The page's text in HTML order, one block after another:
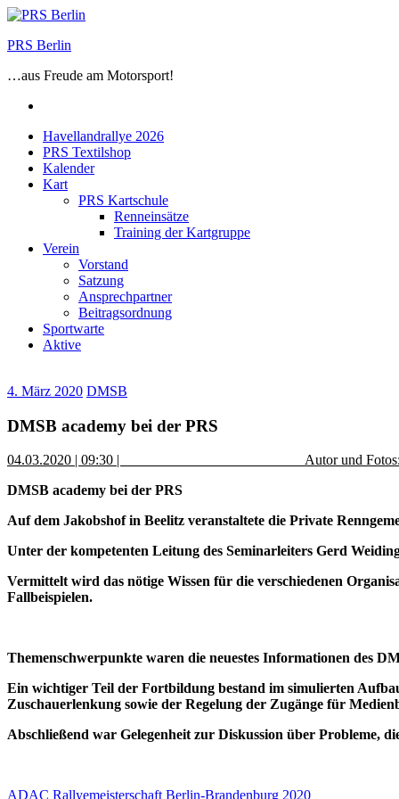
Zum
springen
PRS Berlin
…aus Freude am Motorsport!
Havellandrallye 2026
PRS Textilshop
Kalender
Kart
PRS Kartschule
Renneinsätze
Training der Kartgruppe
Verein
Vorstand
Satzung
Ansprechpartner
Beitragsordnung
Sportwarte
Aktive
4. März 2020 DMSB
DMSB academy bei der PRS
04.03.2020 | 09:30 | Autor und Fotos:
DMSB academy bei der PRS
Auf dem Jakobshof in Beelitz veranstaltete die Private
Unter der kompetenten Leitung des Seminarleiters Gerd
Vermittelt wird das nötige Wissen für die verschiedenen
Fallbeispielen.
Themenschwerpunkte waren die neuestes Informationen des
Ein wichtiger Teil der Fortbildung bestand im simulierten
Zuschauerlenkung sowie der Regelung der Zugänge für
Abschließend war Gelegenheit zur Diskussion über Probleme,
Vorheriger
ADAC Rallyemeisterschaft Berlin-Brandenburg 2020